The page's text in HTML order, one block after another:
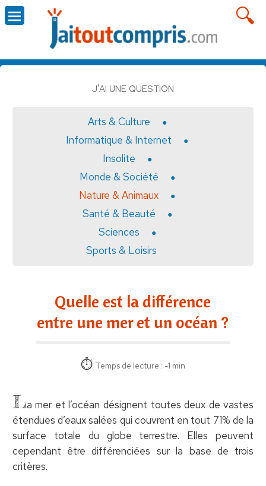
J'AI UNE QUESTION
Arts & Culture
Informatique & Internet
Insolite
Monde & Société
Nature & Animaux
Santé & Beauté
Sciences
Sports & Loisirs
Quelle est la différence
entre une mer et un océan ?
Temps de lecture : -1 min
La mer et l’océan désignent toutes deux de vastes
étendues d’eaux salées qui couvrent en tout 71% de la
surface totale du globe terrestre. Elles peuvent
cependant être différenciées sur la base de trois
critères.